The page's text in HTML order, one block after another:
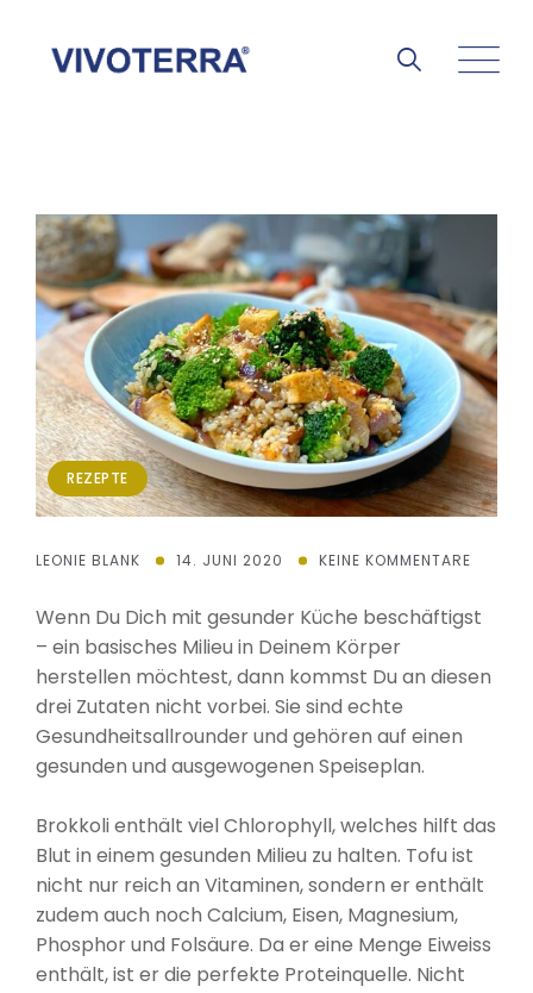
REZEPTE
LEONIE BLANK 14. JUNI 2020 KEINE KOMMENTARE
Wenn Du Dich mit gesunder Küche beschäftigst
– ein basisches Milieu in Deinem Körper
herstellen möchtest, dann kommst Du an diesen
drei Zutaten nicht vorbei. Sie sind echte
Gesundheitsallrounder und gehören auf einen
gesunden und ausgewogenen Speiseplan.
Brokkoli enthält viel Chlorophyll, welches hilft das
Blut in einem gesunden Milieu zu halten. Tofu ist
nicht nur reich an Vitaminen, sondern er enthält
zudem auch noch Calcium, Eisen, Magnesium,
Phosphor und Folsäure. Da er eine Menge Eiweiss
enthält, ist er die perfekte Proteinquelle. Nicht